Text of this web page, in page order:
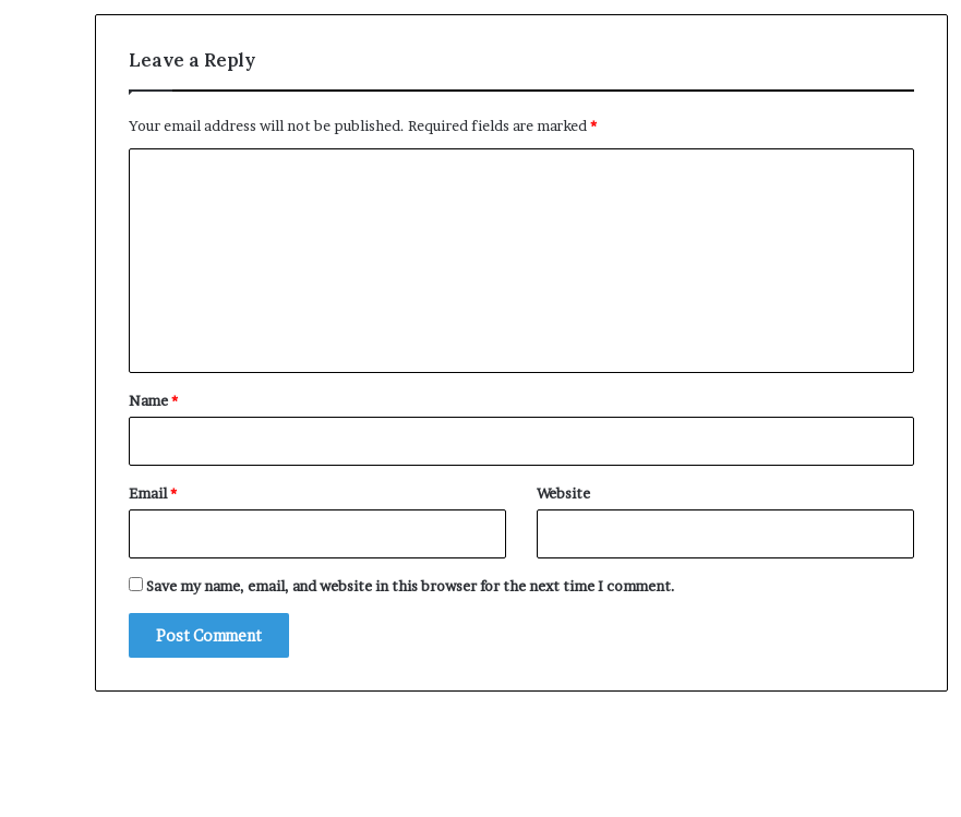
Leave a Reply
Your email address will not be published. Required fields are marked*
*
Name*
Email* Website
Save my name, email, and website in this browser for the next time I comment.